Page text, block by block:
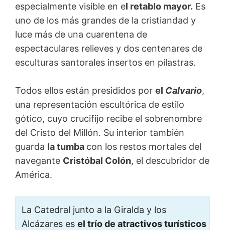
especialmente visible en el retablo mayor. Es
uno de los más grandes de la cristiandad y
luce más de una cuarentena de
espectaculares relieves y dos centenares de
esculturas santorales insertos en pilastras.
Todos ellos están presididos por el Calvario,
una representación escultórica de estilo
gótico, cuyo crucifijo recibe el sobrenombre
del Cristo del Millón. Su interior también
guarda la tumba con los restos mortales del
navegante Cristóbal Colón, el descubridor de
América.
La Catedral junto a la Giralda y los
Alcázares es el trío de atractivos turísticos